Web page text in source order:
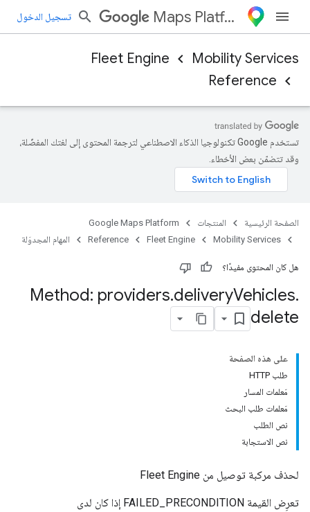
Maps Platform تسجيل الدخول
Mobility Services
Fleet Engine
Reference
تستخدم Google تكنولوجيا الذكاء الاصطناعي لترجمة المحتوى إلى لغتك المفضّلة،
وقد تتضمّن بعض الأخطاء.
الصفحة الرئيسية المنتجات
Google Maps Platform
Mobility Services
Fleet Engine
Reference المهام المجدوَلة
هل كان المحتوى مفيدًا؟
Method: providers.deliveryVehicles.
delete
على هذه الصفحة
طلب HTTP
مَعلمات المسار
مَعلمات طلب البحث
نص الطلب
نص الاستجابة
لحذف مركبة توصيل من Fleet Engine
تعرِض القيمة FAILED_PRECONDITION إذا كان لدى